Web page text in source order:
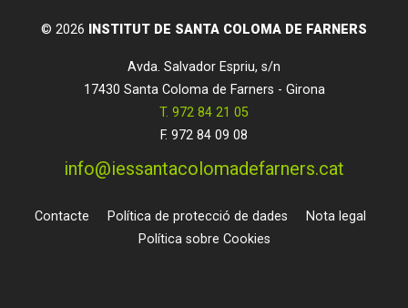
© 2026 INSTITUT DE SANTA COLOMA DE FARNERS
Avda. Salvador Espriu, s/n
17430 Santa Coloma de Farners - Girona
T. 972 84 21 05
F. 972 84 09 08
info@iessantacolomadefarners.cat
Contacte Política de protecció de dades
Nota legal
Política sobre Cookies